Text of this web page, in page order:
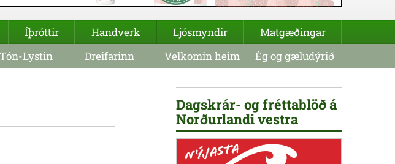
Dagskrár- og fréttablöð á
Norðurlandi vestra
Íþróttir Handverk Ljósmyndir
Matgæðingar
Tón-Lystin Dreifarinn Velkomin heim Ég og gæludýrið